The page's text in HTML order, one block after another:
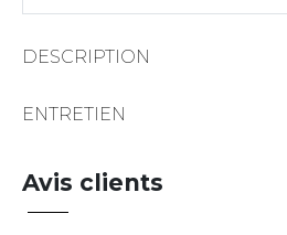
DESCRIPTION
ENTRETIEN
Avis clients